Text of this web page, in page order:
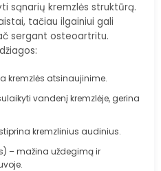
sąnarių kremzlės struktūrą.
tačiau ilgainiui gali
sergant osteoartritu.
kremzlės atsinaujinime.
vandenį kremzlėje, gerina
kremzlinius audinius.
– mažina uždegimą ir